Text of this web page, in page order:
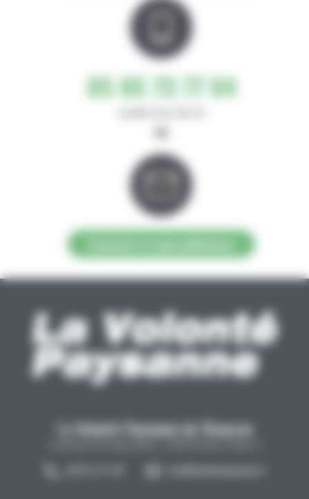
05 65 73 77 94
ou
La Volonté Paysanne de l'Aveyron